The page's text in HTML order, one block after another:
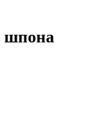
шпона